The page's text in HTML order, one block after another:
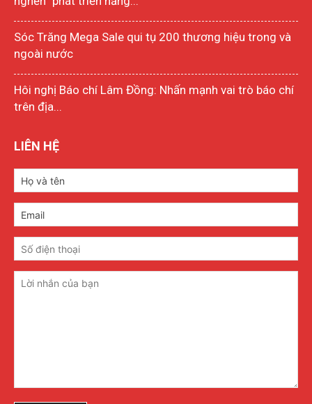
Sóc Trăng Mega Sale qui tụ 200 thương hiệu trong và
ngoài nước
Hôi nghị Báo chí Lâm Đồng: Nhấn mạnh vai trò báo chí
trên địa...
LIÊN HỆ